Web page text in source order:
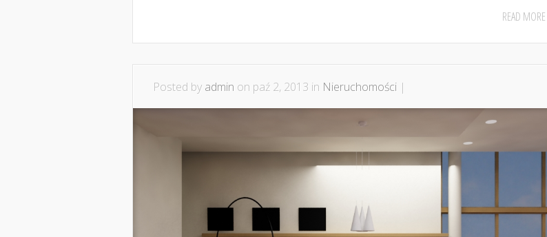
READ MORE
Posted by admin on paź 2, 2013 in Nieruchomości |